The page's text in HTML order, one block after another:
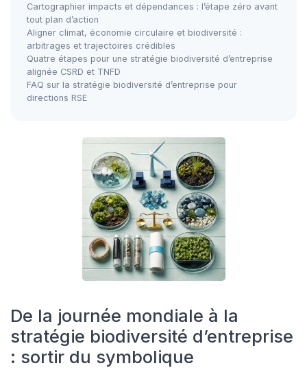
Cartographier impacts et dépendances : l’étape zéro avant
tout plan d’action
Aligner climat, économie circulaire et biodiversité :
arbitrages et trajectoires crédibles
Quatre étapes pour une stratégie biodiversité d’entreprise
alignée CSRD et TNFD
FAQ sur la stratégie biodiversité d’entreprise pour
directions RSE
De la journée mondiale à la
stratégie biodiversité d’entreprise
: sortir du symbolique